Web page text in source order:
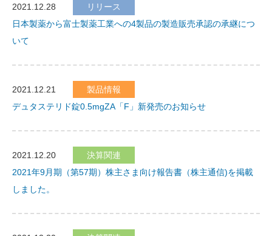
2021.12.28
リリース
日本製薬から富士製薬工業への4製品の製造販売承認の承継につ
いて
2021.12.21
製品情報
デュタステリド錠0.5mgZA「F」新発売のお知らせ
2021.12.20
決算関連
2021年9月期（第57期）株主さま向け報告書（株主通信)を掲載
しました。